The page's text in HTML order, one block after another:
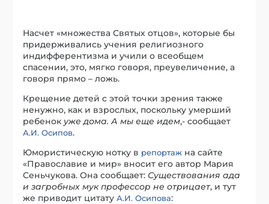
Насчет «множества Святых отцов», которые бы
придерживались учения религиозного
индифферентизма и учили о всеобщем
спасении, это, мягко говоря, преувеличение, а
говоря прямо – ложь.
Крещение детей с этой точки зрения также
ненужно, как и взрослых, поскольку умерший
ребенок уже дома. А мы еще идем,- сообщает
А.И. Осипов.
Юмористическую нотку в репортаж на сайте
«Православие и мир» вносит его автор Мария
Сеньчукова. Она сообщает: Существования ада
и загробных мук профессор не отрицает, и тут
же приводит цитатуА.И. Осипова: